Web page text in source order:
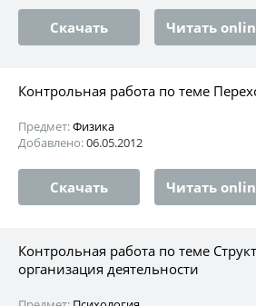
Скачать Читать
Контрольная работа по теме
Предмет:Физика
Добавлено:06.05.2012
Скачать Читать
Контрольная работа по теме
организация деятельности